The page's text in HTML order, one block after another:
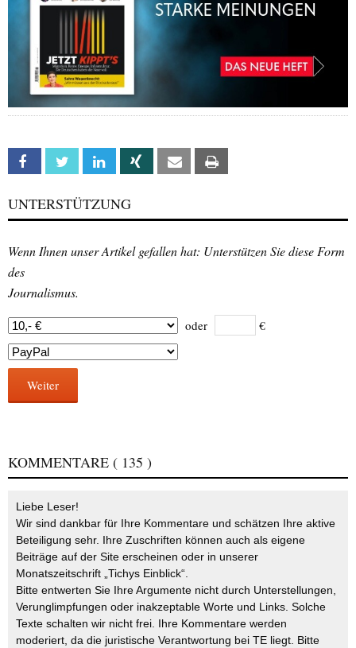
Facebook Twitter Linkedin Xing Email
UNTERSTÜTZUNG
Wenn Ihnen unser Artikel gefallen hat: Unterstützen Sie diese Form
des
Journalismus.
oder €
Weiter
KOMMENTARE ( 135 )
Liebe Leser!
Wir sind dankbar für Ihre Kommentare und schätzen Ihre aktive
Beteiligung sehr. Ihre Zuschriften können auch als eigene
Beiträge auf der Site erscheinen oder in unserer
Monatszeitschrift „Tichys Einblick“.
Bitte entwerten Sie Ihre Argumente nicht durch Unterstellungen,
Verunglimpfungen oder inakzeptable Worte und Links. Solche
Texte schalten wir nicht frei. Ihre Kommentare werden
moderiert, da die juristische Verantwortung bei TE liegt. Bitte